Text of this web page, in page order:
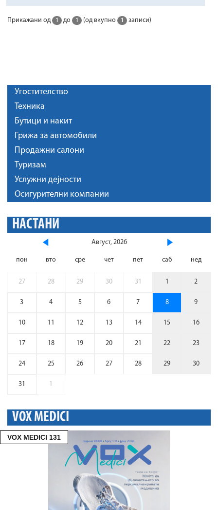
Прикажани од 1 до 1 (од вкупно 1 записи)
Угостителство
Техника
Бутици и накит
Грижа за автомобили
Продажни салони
Туризам
Услужни дејности
Осигурителни компании
НАСТАНИ
Август, 2026
пон вто сре чет пет саб нед
27 28 29 30 31 1 2
3 4 5 6 7 8 9
10 11 12 13 14 15 16
17 18 19 20 21 22 23
24 25 26 27 28 29 30
31 1
VOX MEDICI
VOX MEDICI 131